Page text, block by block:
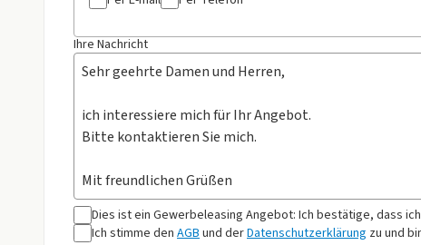
Ihre Nachricht
Dies ist ein Gewerbeleasing Angebot: Ich bestätige, dass
Ich stimme den AGBund derDatenschutzerklärung zu und